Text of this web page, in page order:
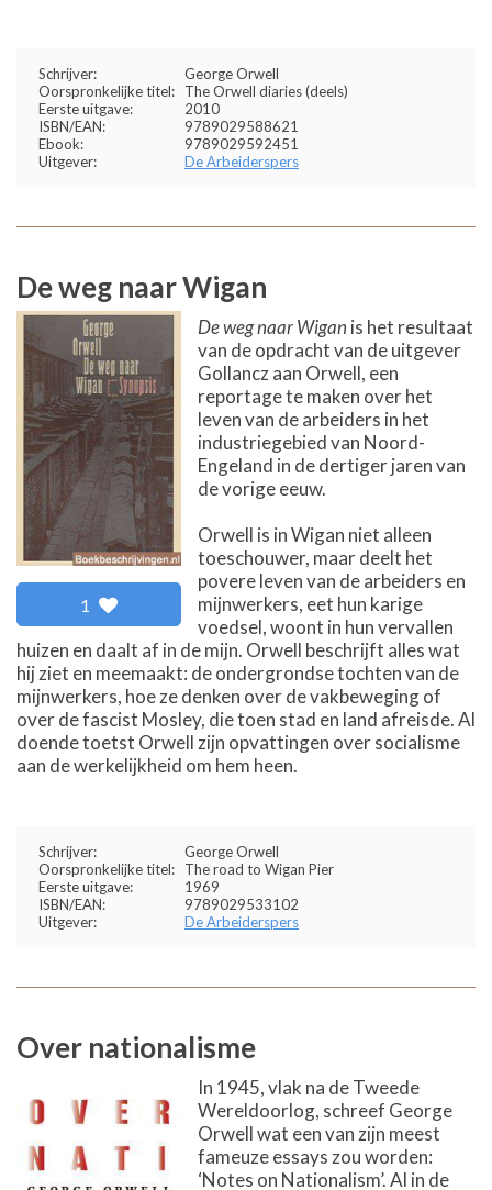
Schrijver:
George Orwell
Oorspronkelijke titel:
The Orwell diaries (deels)
Eerste uitgave:
2010
ISBN/EAN:
9789029588621
Ebook:
9789029592451
Uitgever:
De Arbeiderspers
De weg naar Wigan
1
De weg naar Wigan is het resultaat
van de opdracht van de uitgever
Gollancz aan Orwell, een
reportage te maken over het
leven van de arbeiders in het
industriegebied van Noord-
Engeland in de dertiger jaren van
de vorige eeuw.
Orwell is in Wigan niet alleen
toeschouwer, maar deelt het
povere leven van de arbeiders en
mijnwerkers, eet hun karige
voedsel, woont in hun vervallen
huizen en daalt af in de mijn. Orwell beschrijft alles wat
hij ziet en meemaakt: de ondergrondse tochten van de
mijnwerkers, hoe ze denken over de vakbeweging of
over de fascist Mosley, die toen stad en land afreisde. Al
doende toetst Orwell zijn opvattingen over socialisme
aan de werkelijkheid om hem heen.
Schrijver:
George Orwell
Oorspronkelijke titel:
The road to Wigan Pier
Eerste uitgave:
1969
ISBN/EAN:
9789029533102
Uitgever:
De Arbeiderspers
Over nationalisme
In 1945, vlak na de Tweede
Wereldoorlog, schreef George
Orwell wat een van zijn meest
fameuze essays zou worden:
‘Notes on Nationalism’. Al in de